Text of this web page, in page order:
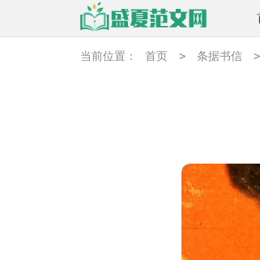
当前位置： 首页 > 条据书信 >